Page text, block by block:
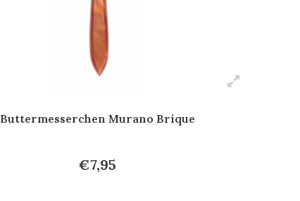
Buttermesserchen Murano Brique
€7,95